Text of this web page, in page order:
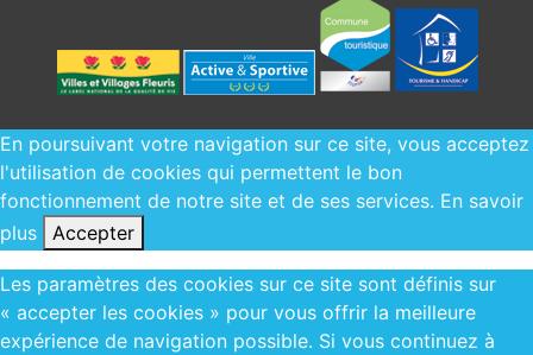
En poursuivant votre navigation sur ce site, vous acceptez
l'utilisation de cookies qui permettent le bon
fonctionnement de notre site et de ses services. En savoir
plus
Accepter
Les paramètres des cookies sur ce site sont définis sur
« accepter les cookies » pour vous offrir la meilleure
expérience de navigation possible. Si vous continuez à